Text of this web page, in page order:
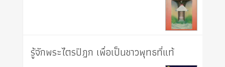
รู้จักพระไตรปิฎก เพื่อเป็นชาวพุทธที่แท้